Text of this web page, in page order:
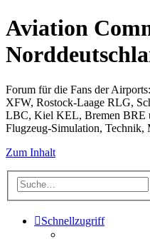
Aviation
Forum für die Fans der
XFW, Rostock-Laage RLG,
LBC, Kiel KEL, Bremen BRE
Flugzeug-Simulation, Technik,
Zum Inhalt
Schnellzugriff